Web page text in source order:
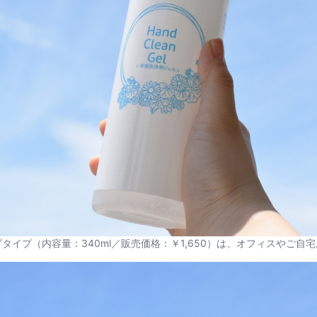
イプ（内容量：340ml／販売価格：￥1,650）は、オフィスやご自